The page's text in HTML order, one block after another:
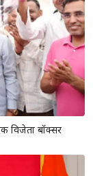
विजेता बॉक्सर